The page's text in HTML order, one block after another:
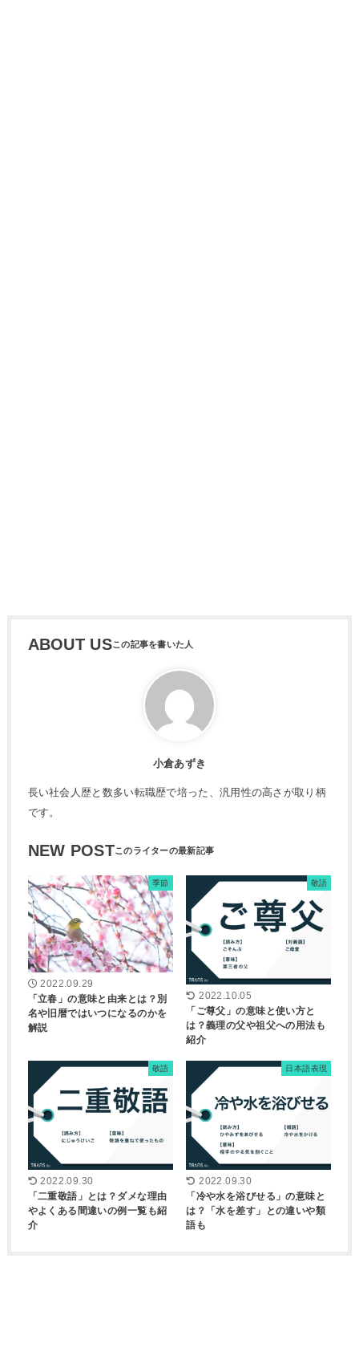
ABOUT US
小倉あずき
長い社会人歴と数多い転職歴で培った、汎用性の高さが取り柄
です。
NEW POST
季節
2022.09.29
「立春」の意味と由来とは？別
名や旧暦ではいつになるのかを
解説
敬語
2022.10.05
「ご尊父」の意味と使い方と
は？義理の父や祖父への用法も
紹介
敬語
2022.09.30
「二重敬語」とは？ダメな理由
やよくある間違いの例一覧も紹
介
日本語表現
2022.09.30
「冷や水を浴びせる」の意味と
は？「水を差す」との違いや類
語も